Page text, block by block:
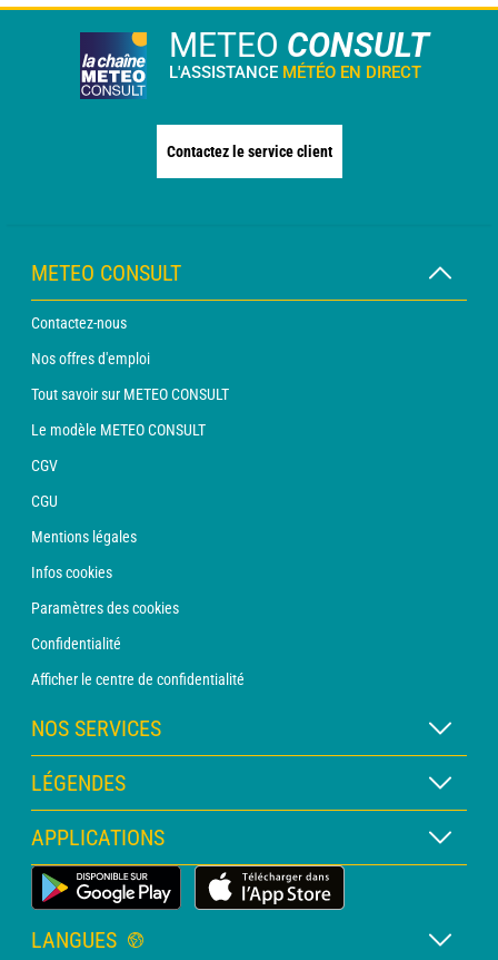
METEO CONSULT
L'ASSISTANCE MÉTÉO EN DIRECT
Contactez le service client
METEO CONSULT
Contactez-nous
Nos offres d'emploi
Tout savoir sur METEO CONSULT
Le modèle METEO CONSULT
CGV
CGU
Mentions légales
Infos cookies
Paramètres des cookies
Confidentialité
Afficher le centre de confidentialité
NOS SERVICES
Abonnement METEO Xpert
Abonnement METEO PRO
Consultation avec un prévisionniste
Bulletin PRO
LÉGENDES
Légende des cartes
Légende des pictogrammes
Glossaire
APPLICATIONS
Application Météo Terrestre
LANGUES